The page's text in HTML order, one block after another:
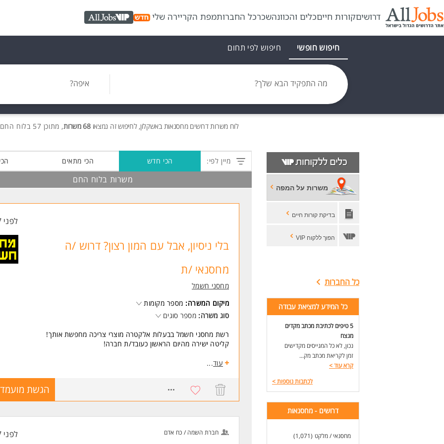
דרושיםקורות חייםכלים והכוונהשכרכל החברותמפת הקריירה שלי AllJobs VIP
חיפוש חופשי חיפוש לפי תחום
מה התפקיד הבא שלך? איפה?
לוח משרותדרושים מחסנאות באשקלון, לחיפוש זה נמצאו68 משרות , מתוכן 57 בלוח החם חינם!
משרות על המפה
בדיקת קורות חיים
הפוך ללקוח VIP
כל החברות
כל המידע למציאת עבודה
5 טיפים לכתיבת מכתב מקדים
מנצח
נכון, לא כל המגייסים מקדישים
זמן לקריאת מכתב מק...
קרא עוד>
לכתבות נוספות>
דרושים - מחסנאות
מחסנאי / מלקט (1,071)
מיין לפי: הכי חדש הכי מתאים
משרות בלוח החם
לפני 7 שעות
בלי ניסיון, אבל עם המון רצון? דרוש /ה
מחסנאי /ת
מחסני חשמל
מיקום המשרה: מספר מקומות
סוג משרה: מספר סוגים
רשת מחסני חשמל בבעלות אלקטרה מוצרי צריכה מחפשת אותך!
קליטה ישירה מהיום הראשון כעובד/ת חברה!
מהות התפקיד:
- עבודה בשיתוף פעולה עם צוות המכירות והלוגיסטיקה
- ביצוע בדיקות מלאי.
דרישות:
עוד...
הגשת
חברת השמה / כח אדם לפני 7 שעות